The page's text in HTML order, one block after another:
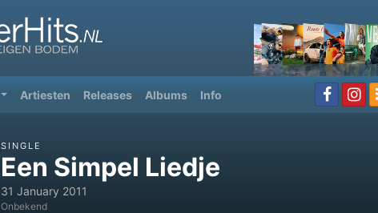
Artiesten Releases Albums Info
SINGLE
Een Simpel Liedje
31 January 2011
Onbekend